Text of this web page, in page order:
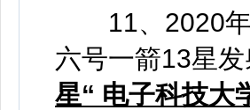
11、2020年
六号一箭13星
星“ 电子科技大